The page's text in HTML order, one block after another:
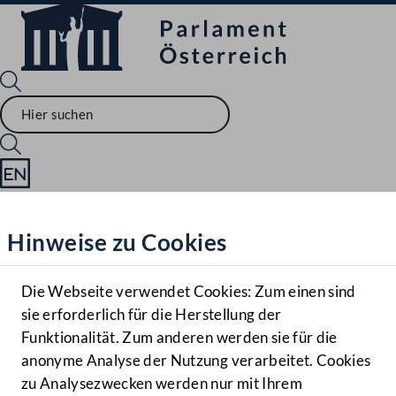
Hilfe
Benutzer
Navigationsmenü öffnen
MENÜ
Hinweise zu Cookies
Die Webseite verwendet Cookies: Zum einen sind
sie erforderlich für die Herstellung der
Funktionalität. Zum anderen werden sie für die
anonyme Analyse der Nutzung verarbeitet. Cookies
zu Analysezwecken werden nur mit Ihrem